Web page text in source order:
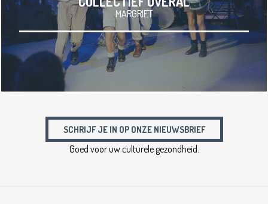
MARGRIET
SCHRIJF JE IN OP ONZE NIEUWSBRIEF
Goed voor uw culturele gezondheid.